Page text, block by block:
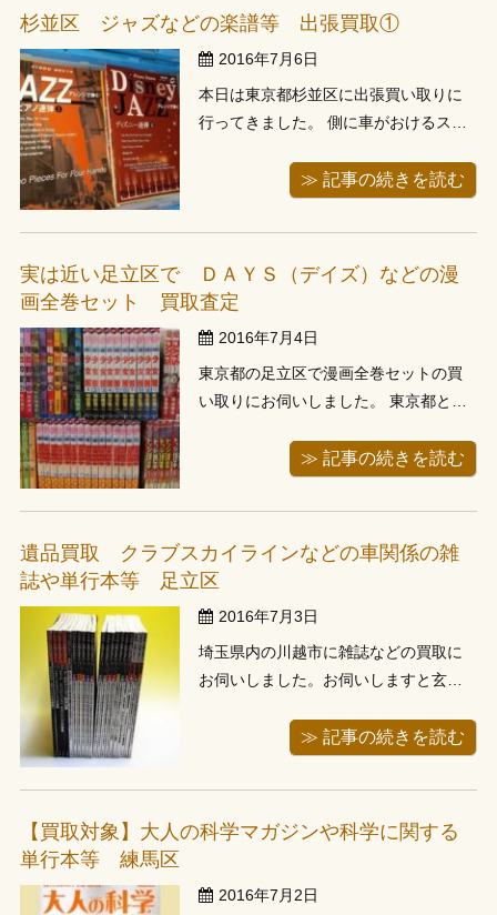
築などの内容、マーベルヒーローなど
のアメリカンコミック、昨日お譲り頂
いた楽...
杉並区 ジャズなどの楽譜等 出張買取①
2016年7月6日
本日は東京都杉並区に出張買い取りに
行ってきました。 側に車がおけるスペ
ーキングに停めて台車とラックを用意
と、すでに玄関の所にご用意してあり
ます。内容は楽譜が約150冊程と漫画が
少々。中を確認しながら、査定金額ご
と...
≫ 記事の続きを読む
実は近い足立区で ＤＡＹＳ（デイズ）などの漫
画全巻セット 買取査定
2016年7月4日
東京都の足立区で漫画全巻セットの買
い取りにお伺いしました。 東京都とい
足立区、今回お伺いさせていただいた
た。 お伺いすると、玄関の所に段ボー
ルが置いてあり、すでにお売りしたい
ものを選別しご用意して頂いたようで...
≫ 記事の続きを読む
遺品買取 クラブスカイラインなどの車関係の雑
誌や単行本等 足立区
2016年7月3日
埼玉県内の川越市に雑誌などの買取に
お伺いしました。お伺いしますと玄関
に置いてあります。お電話でも聞いて
本、大型本が多め、その他小説の単行
本、文庫本が少々という内容でした。
写真のクラブスカイラインは１～20ま
≫ 記事の続きを読む
【買取対象】大人の科学マガジンや科学に関する
単行本等 練馬区
2016年7月2日